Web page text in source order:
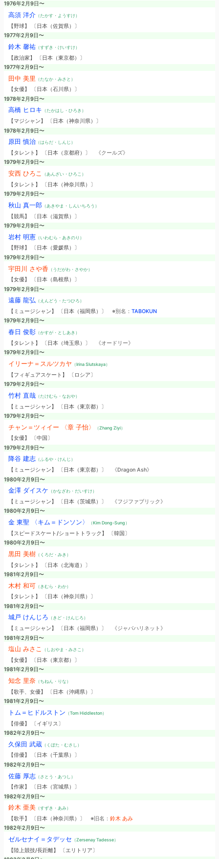
1976年2月9日〜
高須 洋介（たかす・ようすけ）
【野球】 〔日本（佐賀県）〕
1977年2月9日〜
鈴木 馨祐（すずき・けいすけ）
【政治家】 〔日本（東京都）〕
1977年2月9日〜
田中 美里 （たなか・みさと）
【女優】 〔日本（石川県）〕
1978年2月9日〜
高橋 ヒロキ （たかはし・ひろき）
【マジシャン】 〔日本（神奈川県）〕
1978年2月9日〜
原田 慎治（はらだ・しんじ）
【タレント】 〔日本（京都府）〕
《クールズ》
1979年2月9日〜
安西 ひろこ （あんざい・ひろこ）
【タレント】 〔日本（神奈川県）〕
1979年2月9日〜
秋山 真一郎（あきやま・しんいちろう）
【競馬】 〔日本（滋賀県）〕
1979年2月9日〜
岩村 明憲 （いわむら・あきのり）
【野球】 〔日本（愛媛県）〕
1979年2月9日〜
宇田川 さや香 （うだがわ・さやか）
【女優】 〔日本（島根県）〕
1979年2月9日〜
遠藤 龍弘（えんどう・たつひろ）
【ミュージシャン】 〔日本（福岡県）〕 ※別名： TABOKUN
1979年2月9日〜
春日 俊彰（かすが・としあき）
【タレント】 〔日本（埼玉県）〕
《オードリー》
1979年2月9日〜
イリーナ＝スルツカヤ （Irina Slutskaya）
【フィギュアスケート】 〔ロシア〕
1979年2月9日〜
竹村 直哉（たけむら・なおや）
【ミュージシャン】 〔日本（東京都）〕
1979年2月9日〜
チャン＝ツィイー 〈章 子怡〉 （Zhang Ziyi）
【女優】 〔中国〕
1979年2月9日〜
降谷 建志（ふるや・けんじ）
【ミュージシャン】 〔日本（東京都）〕
《Dragon Ash》
1980年2月9日〜
金澤 ダイスケ （かなざわ・だいすけ）
【ミュージシャン】 〔日本（茨城県）〕
《フジファブリック》
1980年2月9日〜
金 東聖 〈キム＝ドンソン〉 （Kim Dong-Sung）
【スピードスケート/ショートトラック】 〔韓国〕
1980年2月9日〜
黒田 美樹（くろだ・みき）
【タレント】 〔日本（北海道）〕
1981年2月9日〜
木村 和可 （きむら・わか）
【タレント】 〔日本（神奈川県）〕
1981年2月9日〜
城戸 けんじろ （きど・けんじろ）
【ミュージシャン】 〔日本（福岡県）〕
《ジャパハリネット》
1981年2月9日〜
塩山 みさこ （しおやま・みさこ）
【女優】 〔日本（東京都）〕
1981年2月9日〜
知念 里奈（ちねん・りな）
【歌手、女優】 〔日本（沖縄県）〕
1981年2月9日〜
トム＝ヒドルストン （Tom Hiddleston）
【俳優】 〔イギリス〕
1982年2月9日〜
久保田 武蔵（くぼた・むさし）
【俳優】 〔日本（千葉県）〕
1982年2月9日〜
佐藤 厚志（さとう・あつし）
【作家】 〔日本（宮城県）〕
1982年2月9日〜
鈴木 亜美（すずき・あみ）
【歌手】 〔日本（神奈川県）〕 ※旧名： 鈴木 あみ
1982年2月9日〜
ゼルセナイ＝タデッセ （Zersenay Tadesse）
【陸上競技/長距離】 〔エリトリア〕